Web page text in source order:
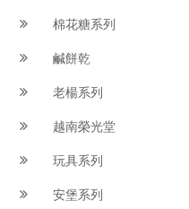
棉花糖系列
鹹餅乾
老楊系列
越南榮光堂
玩具系列
安堡系列